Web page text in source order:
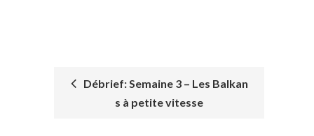
Débrief: Semaine 3 – Les Balkan
s à petite vitesse